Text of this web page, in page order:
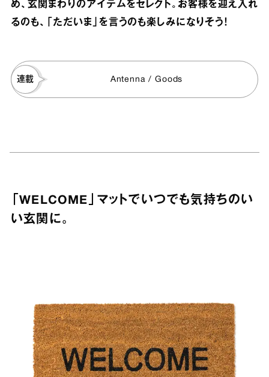
め、玄関まわりのアイテムをセレクト。お客様を迎え入れ
るのも、「ただいま」を言うのも楽しみになりそう！
連載 Antenna / Goods
「WELCOME」マットでいつでも気持ちのい
い玄関に。